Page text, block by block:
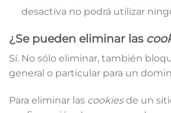
desactiva no podrá utilizar
¿Se pueden eliminar las
Sí. No sólo eliminar, también
general o particular para un
Para eliminar las cookiesde un